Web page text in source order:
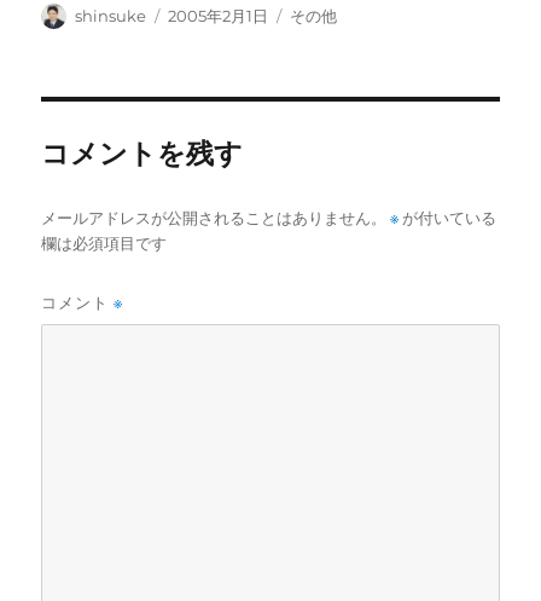
投
shinsuke
投
2005年2月1日
カ
その他
コメントを残す
メールアドレスが公開されることはありません。 ※が付いている
欄は必須項目です
コメント※